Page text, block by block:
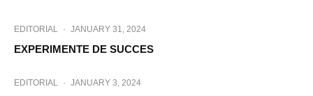
EDITORIAL · JANUARY 31, 2024
EXPERIMENTE DE SUCCES
EDITORIAL · JANUARY 3, 2024